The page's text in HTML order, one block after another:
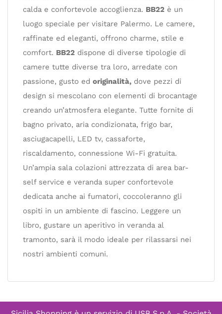
calda e confortevole accoglienza. BB22 è un
luogo speciale per visitare Palermo. Le camere,
raffinate ed eleganti, offrono charme, stile e
comfort. BB22 dispone di diverse tipologie di
camere tutte diverse tra loro, arredate con
passione, gusto ed originalità, dove pezzi di
design si mescolano con elementi di brocantage
creando un’atmosfera elegante. Tutte fornite di
bagno privato, aria condizionata, frigo bar,
asciugacapelli, LED tv, cassaforte,
riscaldamento, connessione Wi-Fi gratuita.
Un’ampia sala colazioni attrezzata di area bar-
self service e veranda super confortevole
dedicata anche ai fumatori, coccoleranno gli
ospiti in un ambiente di fascino. Leggere un
libro, gustare un aperitivo in veranda al
tramonto, sarà il modo ideale per rilassarsi nei
nostri ambienti comuni.